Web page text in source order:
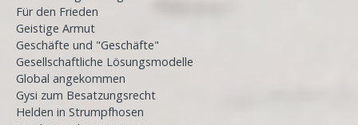
Für den Frieden
Geistige Armut
Geschäfte und "Geschäfte"
Gesellschaftliche Lösungsmodelle
Global angekommen
Gysi zum Besatzungsrecht
Helden in Strumpfhosen